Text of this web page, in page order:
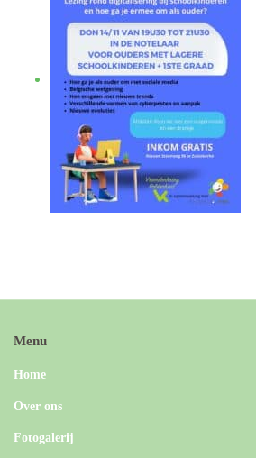
Menu
Home
Over ons
Fotogalerij